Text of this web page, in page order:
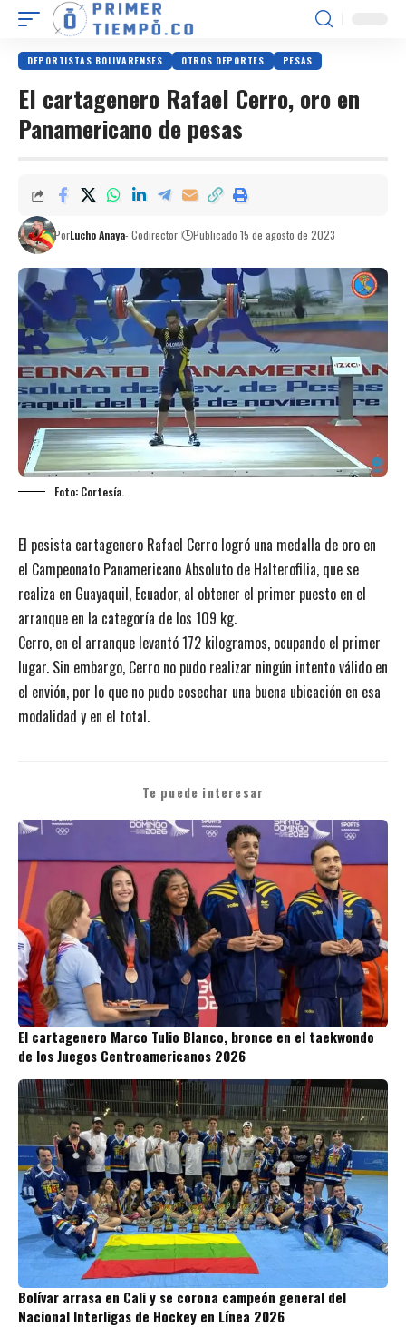
DEPORTISTAS BOLIVARENSES OTROS DEPORTES PESAS
El cartagenero Rafael Cerro, oro en
Panamericano de pesas
PorLucho Anaya- Codirector Publicado 15 de agosto de 2023
Foto: Cortesía.
El pesista cartagenero Rafael Cerro logró una medalla de oro en
el Campeonato Panamericano Absoluto de Halterofilia, que se
realiza en Guayaquil, Ecuador, al obtener el primer puesto en el
arranque en la categoría de los 109 kg.
Cerro, en el arranque levantó172 kilogramos, ocupando el primer
lugar. Sin embargo, Cerro no pudo realizar ningún intento válido en
el envión, por lo que no pudo cosechar una buena ubicación en esa
modalidad y en el total.
Te puede interesar
El cartagenero Marco Tulio Blanco, bronce en el taekwondo
de los Juegos Centroamericanos 2026
Bolívar arrasa en Cali y se corona campeón general del
Nacional Interligas de Hockey en Línea 2026